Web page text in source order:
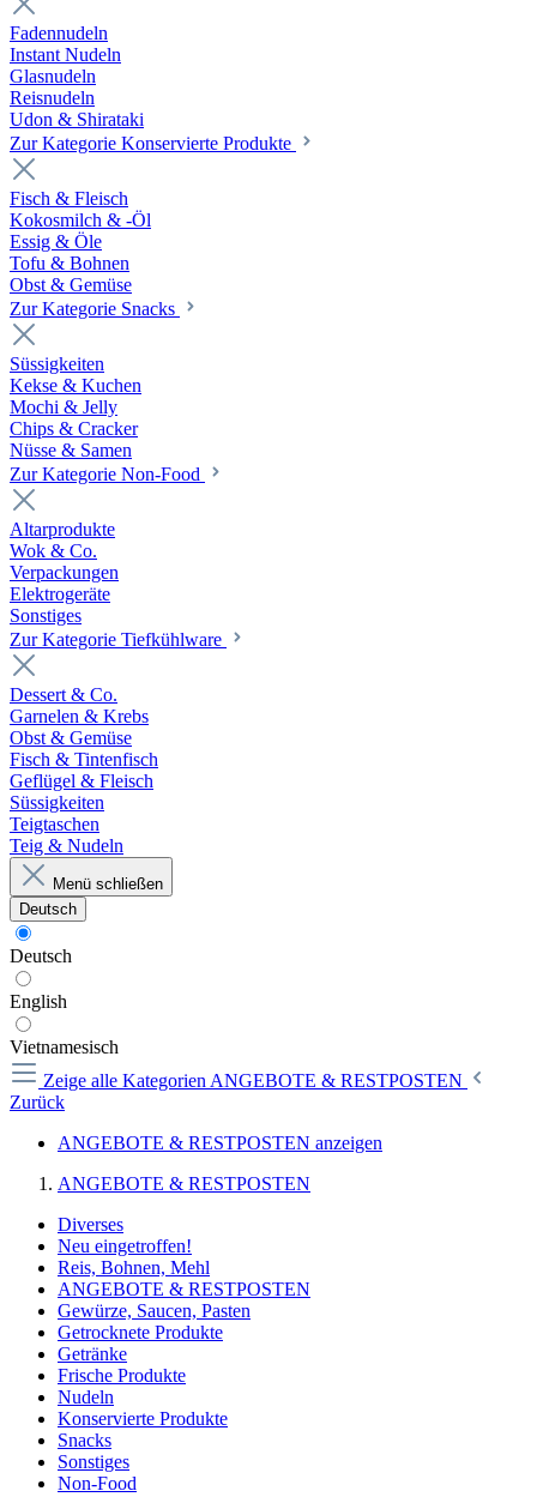
Fadennudeln
Instant Nudeln
Glasnudeln
Reisnudeln
Udon & Shirataki
Zur Kategorie Konservierte Produkte
Fisch & Fleisch
Kokosmilch & -Öl
Essig & Öle
Tofu & Bohnen
Obst & Gemüse
Zur Kategorie Snacks
Süssigkeiten
Kekse & Kuchen
Mochi & Jelly
Chips & Cracker
Nüsse & Samen
Zur Kategorie Non-Food
Altarprodukte
Wok & Co.
Verpackungen
Elektrogeräte
Sonstiges
Zur Kategorie Tiefkühlware
Dessert & Co.
Garnelen & Krebs
Obst & Gemüse
Fisch & Tintenfisch
Geflügel & Fleisch
Süssigkeiten
Teigtaschen
Teig & Nudeln
Menü schließen
Deutsch
Deutsch
English
Vietnamesisch
Zeige alle Kategorien ANGEBOTE & RESTPOSTEN
Zurück
ANGEBOTE & RESTPOSTEN anzeigen
ANGEBOTE & RESTPOSTEN
Diverses
Neu eingetroffen!
Reis, Bohnen, Mehl
ANGEBOTE & RESTPOSTEN
Gewürze, Saucen, Pasten
Getrocknete Produkte
Getränke
Frische Produkte
Nudeln
Konservierte Produkte
Snacks
Sonstiges
Non-Food